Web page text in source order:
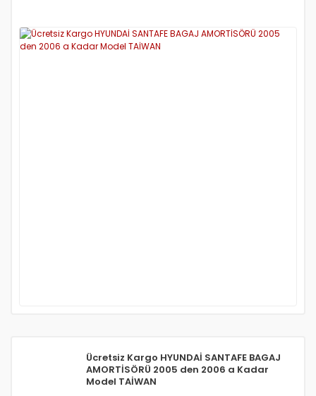
Ücretsiz Kargo HYUNDAİ SANTAFE BAGAJ
AMORTİSÖRÜ 2005 den 2006 a Kadar
Model TAİWAN